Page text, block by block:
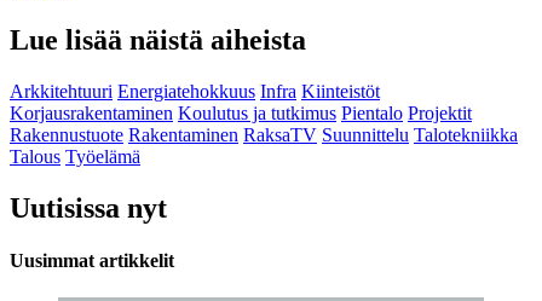
Lue lisää näistä aiheista
Arkkitehtuuri Energiatehokkuus Infra Kiinteistöt
Korjausrakentaminen Koulutus ja tutkimus Pientalo Projektit
Rakennustuote Rakentaminen RaksaTV Suunnittelu Talotekniikka
Talous Työelämä
Uutisissa nyt
Uusimmat artikkelit